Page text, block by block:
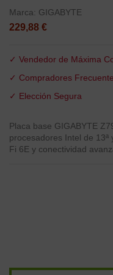
Marca: GIGABYTE
229,88 €
✓ Vendedor de Máxima
✓ Compradores
✓ Elección Segura
Placa base GIGABYTE
procesadores Intel de 13ª
Fi 6E y conectividad